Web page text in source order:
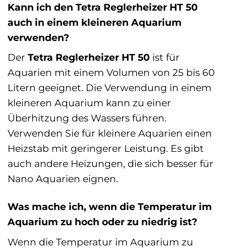
Kann ich den Tetra Reglerheizer HT 50
auch in einem kleineren Aquarium
verwenden?
Der Tetra Reglerheizer HT 50 ist für
Aquarien mit einem Volumen von 25 bis 60
Litern geeignet. Die Verwendung in einem
kleineren Aquarium kann zu einer
Überhitzung des Wassers führen.
Verwenden Sie für kleinere Aquarien einen
Heizstab mit geringerer Leistung. Es gibt
auch andere Heizungen, die sich besser für
Nano Aquarien eignen.
Was mache ich, wenn die Temperatur im
Aquarium zu hoch oder zu niedrig ist?
Wenn die Temperatur im Aquarium zu